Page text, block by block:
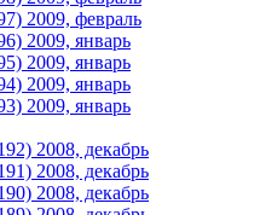
2009, февраль
2009, январь
2009, январь
2009, январь
2009, январь
2008, декабрь
2008, декабрь
2008, декабрь